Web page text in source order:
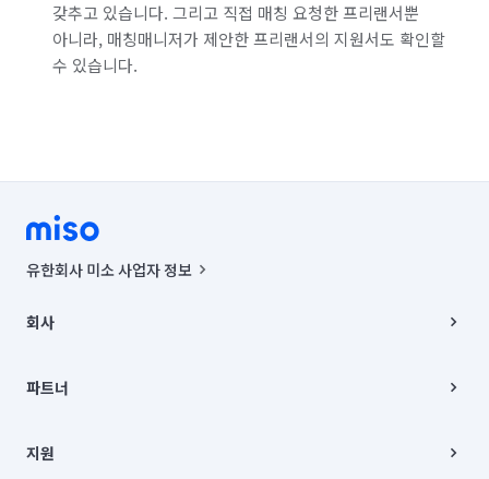
갖추고 있습니다. 그리고 직접 매칭 요청한 프리랜서뿐
아니라, 매칭매니저가 제안한 프리랜서의 지원서도 확인할
수 있습니다.
유한회사 미소 사업자 정보
00019 |
주소 | 본사: 서울특별시 종로구 율곡로 6(중학동, 트윈트리빌딩) B동 5층
컨택센터 : 서울특별시 종로구 수송동 율곡로 24, 7층, 8층 미소
상품, 상품정보, 거래에 관한 의무와 책임은 거래당사자에게 있습니다.
언론 보도 관련 문의:
회사
채용
파트너
이사
지원